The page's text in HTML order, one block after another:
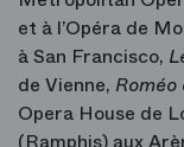
et à l’Opéra de
à San Francisco,
de Vienne,
Opera House de